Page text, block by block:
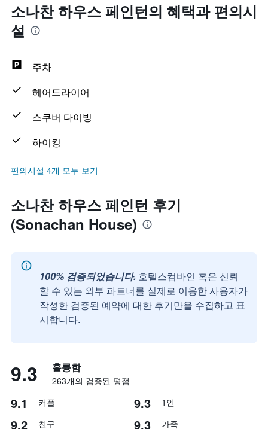
소나찬 하우스 페인턴의 혜택​과 편의시
설
주차
헤어드라이어
스쿠버 다이빙
하이킹
편의시설 4개 모두 보기
소나찬 하우스 페인턴 후기
(Sonachan House)
100% 검증되었습니다. 호텔스컴바인 혹은 신뢰
할 수 있는 외부 파트너를 실제로 이용한 사용자가
작성한 검증된 예약에 대한 후기만을 수집하고 표
시합니다.
9.3 훌륭함
263개의 검증된 평점
9.1 커플 9.3 1인
9.2 친구 9.3 가족